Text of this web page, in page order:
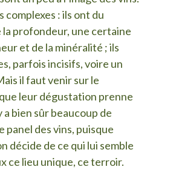
complexes : ils ont du
profondeur, une certaine
et de la minéralité ; ils
parfois incisifs, voire un
il faut venir sur le
leur dégustation prenne
a bien sûr beaucoup de
panel des vins, puisque
décide de ce qui lui semble
ce lieu unique, ce terroir.